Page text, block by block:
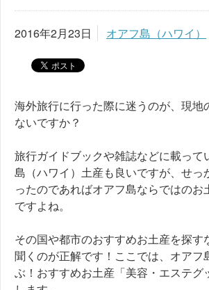
2016年2月23日 オアフ島（ハワイ）
海外旅行に行った際に迷うのが、現地
ないですか？
旅行ガイドブックや雑誌などに載って
島（ハワイ）土産も良いですが、せっ
ったのであればオアフ島ならではのお
ですよね。
その国や都市のおすすめお土産を探す
聞くのが正解です！ここでは、オアフ
ぶ！おすすめお土産「美容・エステグ